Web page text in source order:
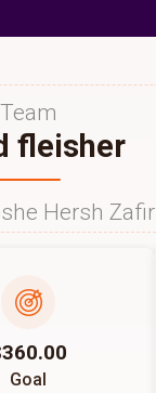
Team
fleisher
Hersh Zafir
Goal